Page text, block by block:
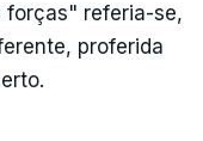
forças" referia-se,
proferida